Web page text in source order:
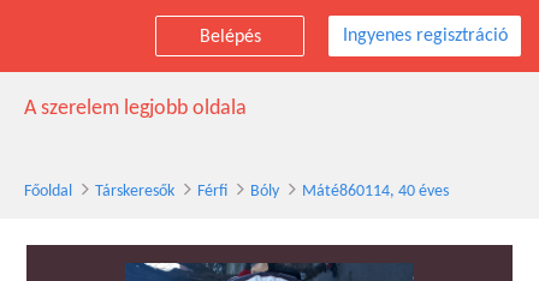
Belépés Ingyenes regisztráció
Máté860114 társkereső férfi, 40 éves, Bóly
A szerelem legjobb oldala
Főoldal Társkeresők Férfi Bóly Máté860114, 40 éves